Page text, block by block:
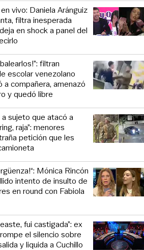
vivo: Daniela Aránguiz
filtra inesperada
en shock a panel del
filtran
escolar venezolano
a compañera, amenazó
y quedó libre
sujeto que atacó a
raja”: menores
petición que les
Mónica Rincón
intento de insulto de
en round con Fabiola
fui castigada”: ex
el silencio sobre
y liquida a Cuchillo